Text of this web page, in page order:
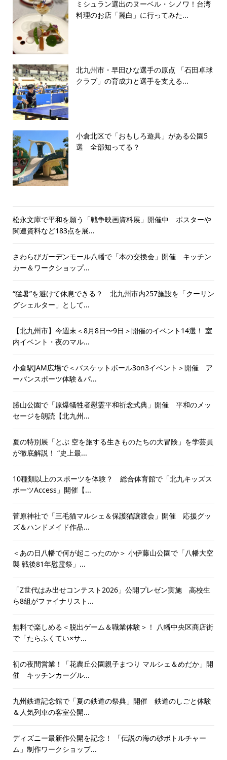
ミシュラン選出のヌーベル・シノワ！台湾
料理のお店「麗白」に行ってみた...
北九州市・早田ひな選手の原点 「石田卓球
クラブ」の育成力と選手を支える...
小倉北区で「おもしろ遊具」がある公園5
選 全部知ってる？
松永文庫で平和を願う「戦争映画資料展」開催中 ポスターや
関連資料など183点を展...
さわらびガーデンモール八幡で「本の交換会」開催 キッチン
カー＆ワークショップ...
“猛暑”を避けて休息できる？ 北九州市内257施設を「クーリン
グシェルター」として...
【北九州市】今週末＜8月8日〜9日＞開催のイベント14選！ 室
内イベント・夜のマル...
小倉駅JAM広場で＜バスケットボール3on3イベント＞開催 ア
ーバンスポーツ体験＆パ...
勝山公園で「原爆犠牲者慰霊平和祈念式典」開催 平和のメッ
セージを朗読【北九州...
夏の特別展「とぶ 空を旅する生きものたちの大冒険」を学芸員
が徹底解説！ “史上最...
10種類以上のスポーツを体験？ 総合体育館で「北九キッズス
ポーツAccess」開催【...
菅原神社で「三毛猫マルシェ＆保護猫譲渡会」開催 応援グッ
ズ＆ハンドメイド作品...
＜あの日八幡で何が起こったのか＞ 小伊藤山公園で「八幡大空
襲 戦後81年慰霊祭」...
「Z世代はみ出せコンテスト2026」公開プレゼン実施 高校生
ら8組がファイナリスト...
無料で楽しめる＜脱出ゲーム＆職業体験＞！ 八幡中央区商店街
で「たらふくてい×サ...
初の夜間営業！「花農丘公園親子まつり マルシェ＆めだか」開
催 キッチンカーグル...
九州鉄道記念館で「夏の鉄道の祭典」開催 鉄道のしごと体験
＆人気列車の客室公開...
ディズニー最新作公開を記念！ 「伝説の海の砂ボトルチャー
ム」制作ワークショップ...